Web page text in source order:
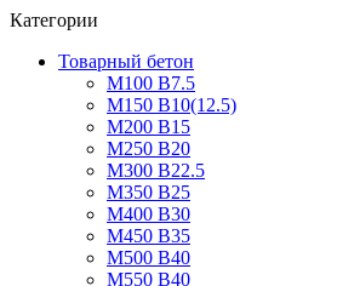
Категории
Товарный бетон
М100 В7.5
М150 В10(12.5)
М200 В15
М250 В20
М300 В22.5
М350 В25
М400 В30
М450 В35
М500 В40
М550 В40